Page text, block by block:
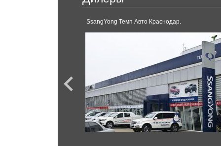
Tahoe
Camaro
Chrysler
GLC
GLE-Класс
SL-Класс
Mini
Cooper
Countryman
Clubman
SsangYong Темп Авто Краснодар.